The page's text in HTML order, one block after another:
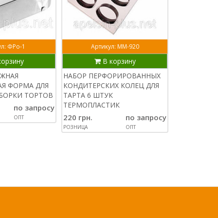
ФРо-1
ФОРМА ДЛЯ
ТОРТОВ
по запросу
ОПТ
Артикул: ММ-920
В корзину
НАБОР ПЕРФОРИРОВАННЫХ
КОНДИТЕРСКИХ КОЛЕЦ ДЛЯ
ТАРТА 6 ШТУК
ТЕРМОПЛАСТИК
220 грн.
РОЗНИЦА
по запросу
ОПТ